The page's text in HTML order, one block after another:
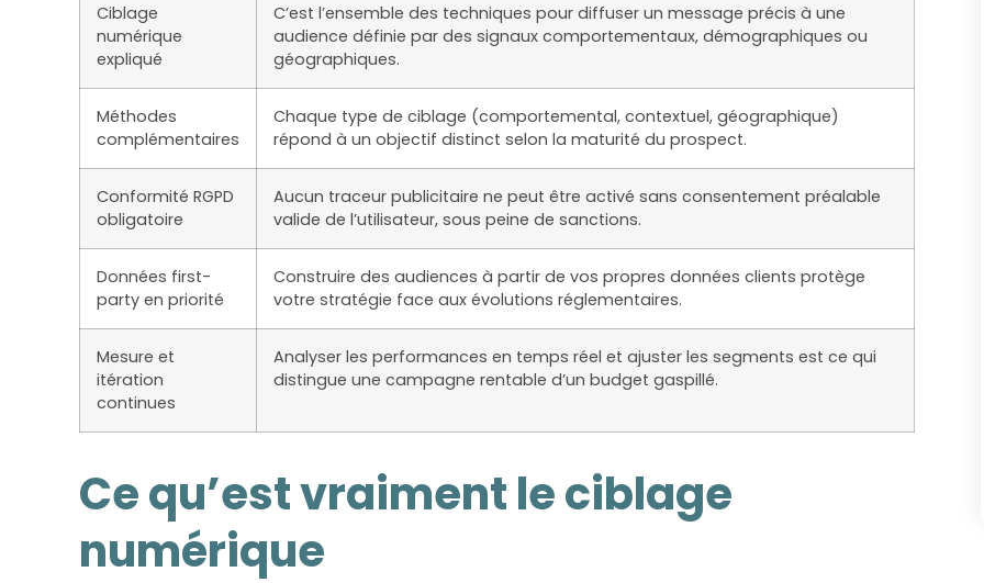
Ciblage
numérique
expliqué
C’est l’ensemble des techniques pour diffuser un message précis à une
audience définie par des signaux comportementaux, démographiques ou
géographiques.
Méthodes
complémentaires
Chaque type de ciblage (comportemental, contextuel, géographique)
répond à un objectif distinct selon la maturité du prospect.
Conformité RGPD
obligatoire
Aucun traceur publicitaire ne peut être activé sans consentement préalable
valide de l’utilisateur, sous peine de sanctions.
Données first-
party en priorité
Construire des audiences à partir de vos propres données clients protège
votre stratégie face aux évolutions réglementaires.
Mesure et
itération
continues
Analyser les performances en temps réel et ajuster les segments est ce qui
distingue une campagne rentable d’un budget gaspillé.
Ce qu’est vraiment le ciblage
numérique